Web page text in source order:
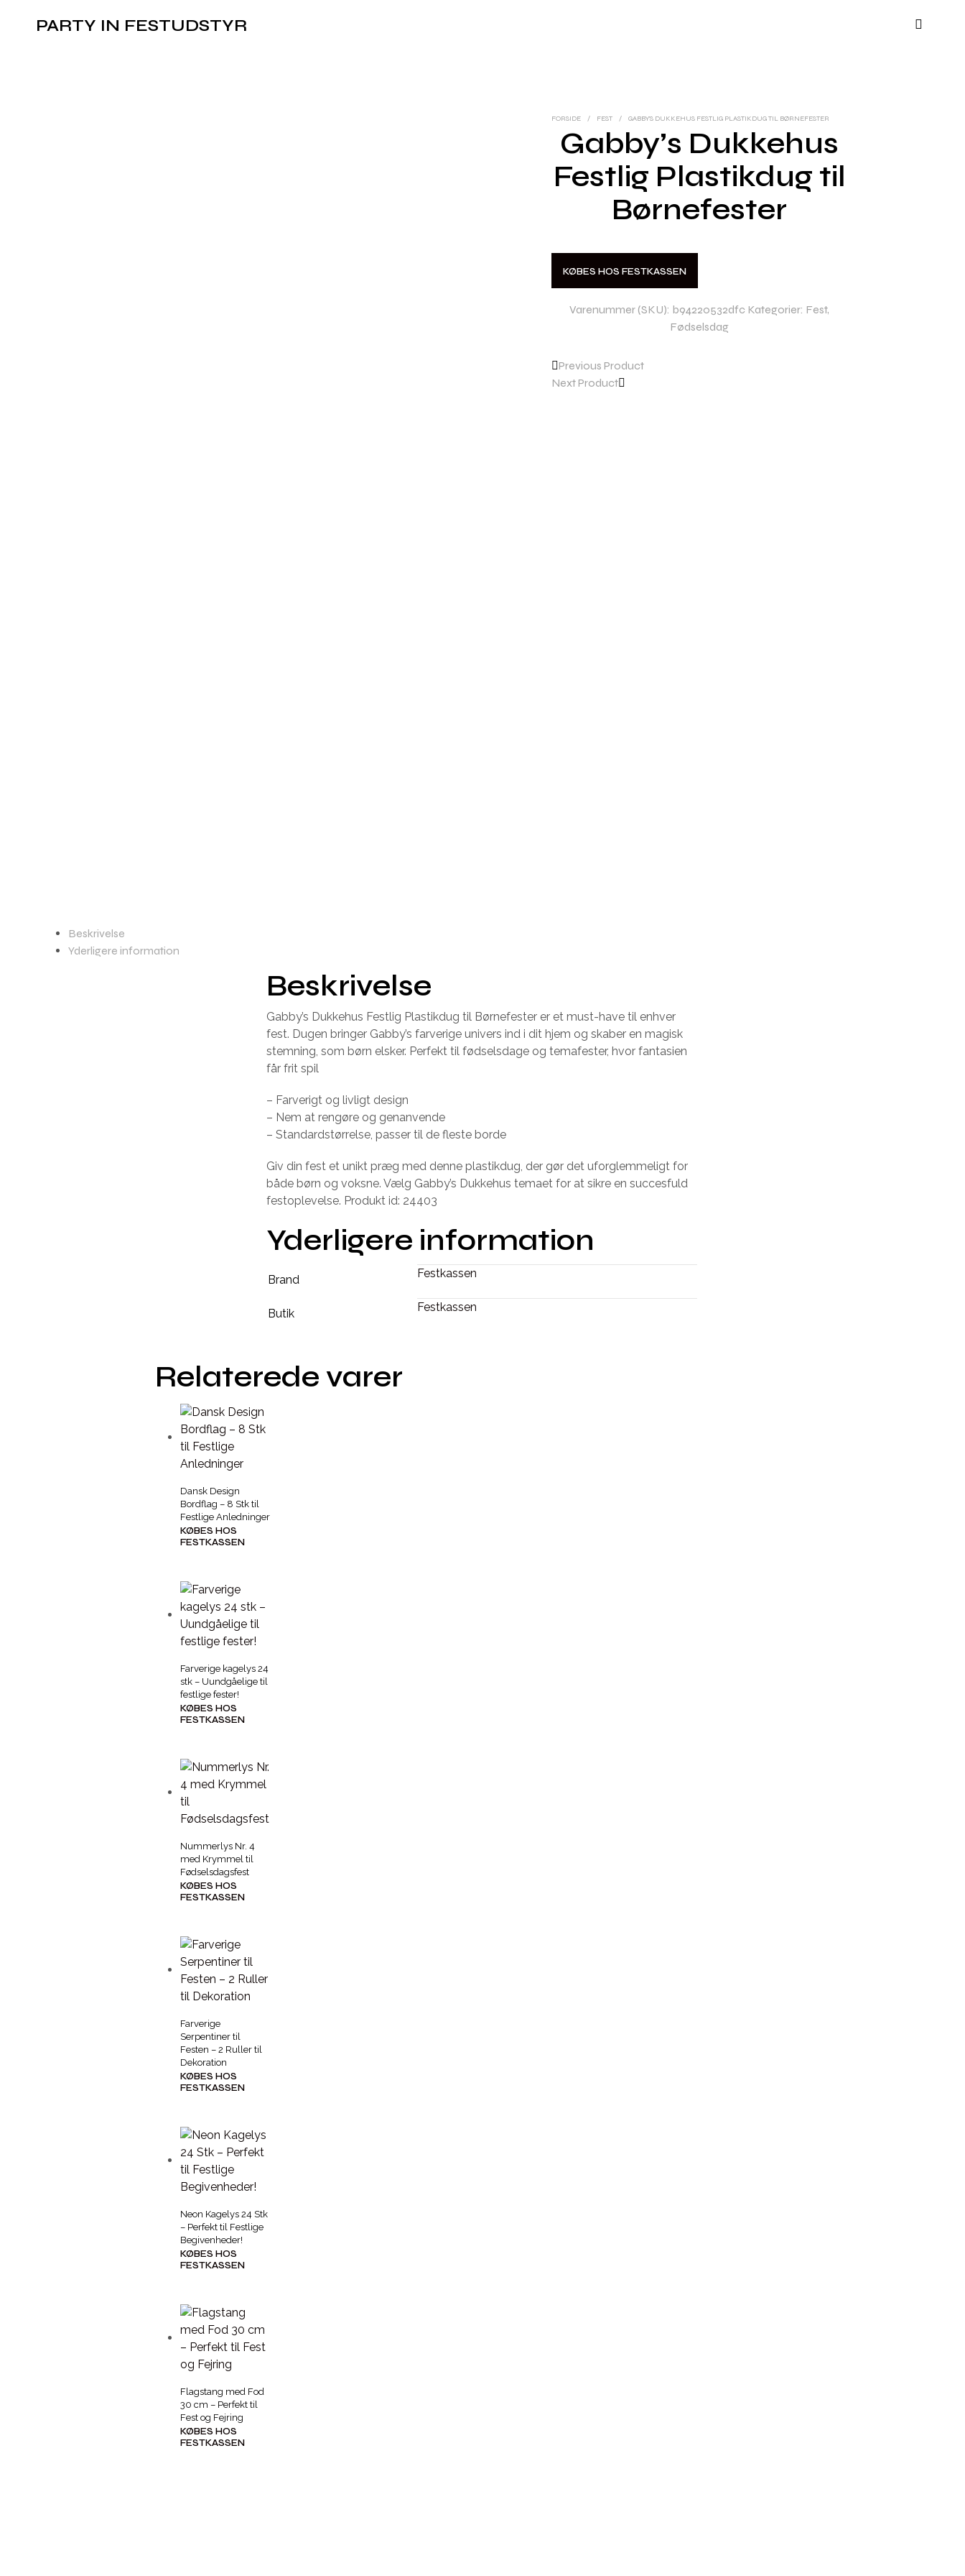
PARTY IN FESTUDSTYR
FORSIDE / FEST / GABBY’S DUKKEHUS FESTLIG PLASTIKDUG TIL BØRNEFESTER
Gabby’s Dukkehus
Festlig Plastikdug til
Børnefester
KØBES HOS FESTKASSEN
Varenummer (SKU): b94220532dfc Kategorier: Fest,
Fødselsdag
Previous Product
Next Product
Beskrivelse
Yderligere information
Beskrivelse
Gabby’s Dukkehus Festlig Plastikdug til Børnefester er et must-have til enhver
fest. Dugen bringer Gabby’s farverige univers ind i dit hjem og skaber en magisk
stemning, som børn elsker. Perfekt til fødselsdage og temafester, hvor fantasien
får frit spil
– Farverigt og livligt design
– Nem at rengøre og genanvende
– Standardstørrelse, passer til de fleste borde
Giv din fest et unikt præg med denne plastikdug, der gør det uforglemmeligt for
både børn og voksne. Vælg Gabby’s Dukkehus temaet for at sikre en succesfuld
festoplevelse. Produkt id: 24403
Yderligere information
Brand Festkassen
Butik Festkassen
Relaterede varer
Dansk Design
Bordflag – 8 Stk til
Festlige Anledninger
KØBES HOS
FESTKASSEN
Farverige kagelys 24
stk – Uundgåelige til
festlige fester!
KØBES HOS
FESTKASSEN
Nummerlys Nr. 4
med Krymmel til
Fødselsdagsfest
KØBES HOS
FESTKASSEN
Farverige
Serpentiner til
Festen – 2 Ruller til
Dekoration
KØBES HOS
FESTKASSEN
Neon Kagelys 24 Stk
– Perfekt til Festlige
Begivenheder!
KØBES HOS
FESTKASSEN
Flagstang med Fod
30 cm – Perfekt til
Fest og Fejring
KØBES HOS
FESTKASSEN